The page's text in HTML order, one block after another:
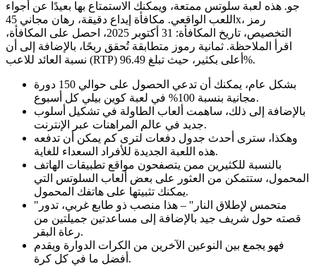
جو. هذه لعبة سلوتس ممتعة، ويمكنك الاستمتاع بها بعيدًا عن أجواء
اللعب الواقعي. مكافأة إيداع دقيقة، رهان مجاني 45x، رمز
التخصيص، تاريخ المكافأة: 31 أكتوبر 2025، احصل على المكافأة،
اقرأ الملاحظة. ثمانية رموز متطابقة تُحقق ربحًا، بالإضافة إلى أن
نسبة العائد للاعب (RTP) أعلى بكثير، حيث تبلغ 96.49%.
بشكل عام، يمكنك أن تدعي الحصول على حوالي 150 دورة
مجانية بنسبة 100% في لعبة كوين بيلي كل أسبوع.
بالإضافة إلى ذلك، ساهمت ألعاب الطاولة في تشكيل أسلوب
جديد في عالم المراهنات عبر الإنترنت.
وهكذا، سترى أحدث جدول دفعات لترى كم يمكن أن تدفعه
هذه اللعبة الجديدة للأفراد السعداء للغاية.
بالنسبة للكثيرين ممن يتصفحون مواقع تطبيقات الهاتف
المحمول، ستتمكن من العثور على بعض ألعاب السلوتس التي
يمكنك تثبيتها على هاتفك المحمول.
"متحمس لإطلاق النار" – هذا منصب ذو طابع غربي، تدور
قصته حول شريف جيد بالإضافة إلى مساعدتين جميلتين من
رعاة البقر.
فهو يجمع بين النوعين الآخرين من الكرات الدوارة ويقدم
أفضل ما في كل كرة.